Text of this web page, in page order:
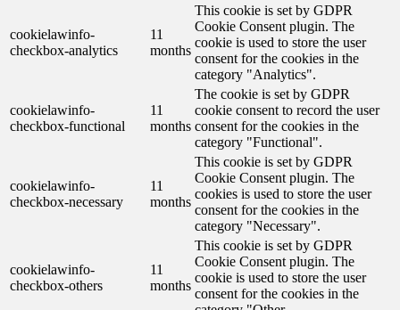
cookielawinfo-
checkbox-analytics
11
months
This cookie is set by GDPR
Cookie Consent plugin. The
cookie is used to store the user
consent for the cookies in the
category "Analytics".
cookielawinfo-
checkbox-functional
11
months
The cookie is set by GDPR
cookie consent to record the user
consent for the cookies in the
category "Functional".
cookielawinfo-
checkbox-necessary
11
months
This cookie is set by GDPR
Cookie Consent plugin. The
cookies is used to store the user
consent for the cookies in the
category "Necessary".
cookielawinfo-
checkbox-others
11
months
This cookie is set by GDPR
Cookie Consent plugin. The
cookie is used to store the user
consent for the cookies in the